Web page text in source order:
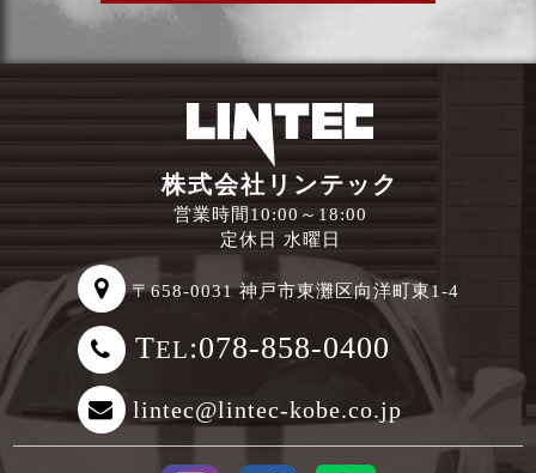
株式会社リンテック
営業時間10:00～18:00
定休日 水曜日
〒658-0031 神戸市東灘区向洋町東1-4
TEL:078-858-0400
lintec@lintec-kobe.co.jp